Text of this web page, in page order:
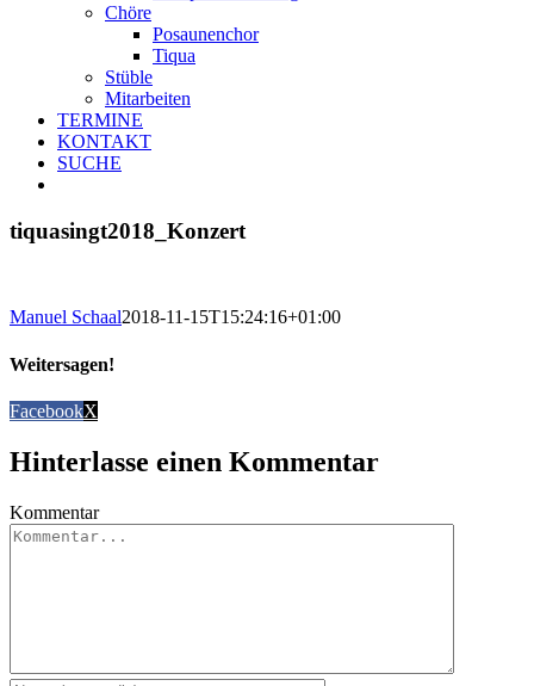
Chöre
Posaunenchor
Tiqua
Stüble
Mitarbeiten
TERMINE
KONTAKT
SUCHE
tiquasingt2018_Konzert
Manuel Schaal2018-11-15T15:24:16+01:00
Weitersagen!
FacebookX
Hinterlasse einen Kommentar
Kommentar